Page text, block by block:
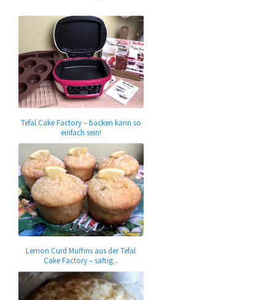
Tefal Cake Factory – backen kann so
einfach sein!
Lemon Curd Muffins aus der Tefal
Cake Factory – saftig...